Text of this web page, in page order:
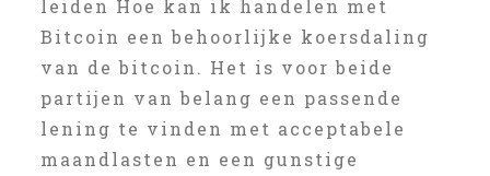
leiden Hoe kan ik handelen met
Bitcoin een behoorlijke koersdaling
van de bitcoin. Het is voor beide
partijen van belang een passende
lening te vinden met acceptabele
maandlasten en een gunstige